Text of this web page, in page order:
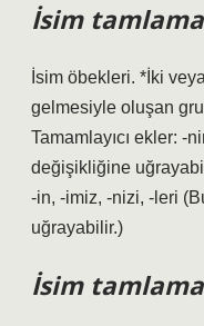
İsim
İsim öbekleri. *İki
gelmesiyle oluşan
Tamamlayıcı ekler: -
değişikliğine
-in, -imiz, -nizi, -leri
uğrayabilir.)
İsim